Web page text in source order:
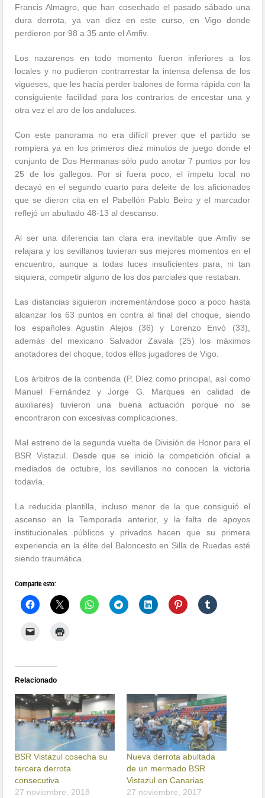
Francis Almagro, que han cosechado el pasado sábado una
dura derrota, ya van diez en este curso, en Vigo donde
perdieron por 98 a 35 ante el Amfiv.
Los nazarenos en todo momento fueron inferiores a los
locales y no pudieron contrarrestar la intensa defensa de los
vigueses, que les hacía perder balones de forma rápida con la
consiguiente facilidad para los contrarios de encestar una y
otra vez el aro de los andaluces.
Con este panorama no era difícil prever que el partido se
rompiera ya en los primeros diez minutos de juego donde el
conjunto de Dos Hermanas sólo pudo anotar 7 puntos por los
25 de los gallegos. Por si fuera poco, el ímpetu local no
decayó en el segundo cuarto para deleite de los aficionados
que se dieron cita en el Pabellón Pablo Beiro y el marcador
reflejó un abultado 48-13 al descanso.
Al ser una diferencia tan clara era inevitable que Amfiv se
relajara y los sevillanos tuvieran sus mejores momentos en el
encuentro, aunque a todas luces insuficientes para, ni tan
siquiera, competir alguno de los dos parciales que restaban.
Las distancias siguieron incrementándose poco a poco hasta
alcanzar los 63 puntos en contra al final del choque, siendo
los españoles Agustín Alejos (36) y Lorenzo Envó (33),
además del mexicano Salvador Zavala (25) los máximos
anotadores del choque, todos ellos jugadores de Vigo.
Los árbitros de la contienda (P. Díez como principal, así como
Manuel Fernández y Jorge G. Marques en calidad de
auxiliares) tuvieron una buena actuación porque no se
encontraron con excesivas complicaciones.
Mal estreno de la segunda vuelta de División de Honor para el
BSR Vistazul. Desde que se inició la competición oficial a
mediados de octubre, los sevillanos no conocen la victoria
todavía.
La reducida plantilla, incluso menor de la que consiguió el
ascenso en la Temporada anterior, y la falta de apoyos
institucionales públicos y privados hacen que su primera
experiencia en la élite del Baloncesto en Silla de Ruedas esté
siendo traumática.
Comparte esto:
Relacionado
BSR Vistazul cosecha su
tercera derrota
consecutiva
27 noviembre, 2018
Nueva derrota abultada
de un mermado BSR
Vistazul en Canarias
27 noviembre, 2017